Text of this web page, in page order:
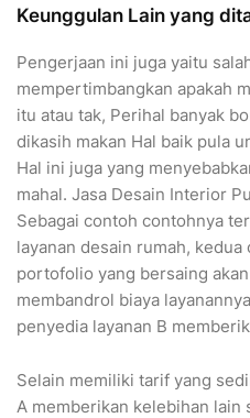
Keunggulan Lain yang
Pengerjaan ini juga yaitu
mempertimbangkan apakah
itu atau tak, Perihal banyak
dikasih makan Hal baik pula
Hal ini juga yang
mahal. Jasa Desain Interior
Sebagai contoh contohnya
layanan desain rumah,
portofolio yang bersaing
membandrol biaya
penyedia layanan B
Selain memiliki tarif yang
A memberikan kelebihan